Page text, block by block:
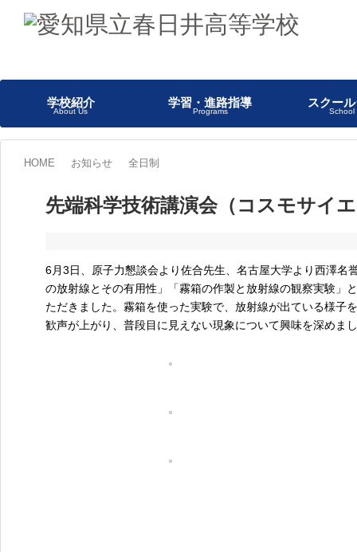
学校紹介
About Us
学習・進路指導
Programs
スクー
School
HOME お知らせ 全日制
先端科学技術講演会（コスモサイ
6月3日、原子力懇談会より佐合先生、名古屋大学より西澤名
の放射線とその有用性」「霧箱の作製と放射線の観察実験」
ただきました。霧箱を使った実験で、放射線が出ている様子
歓声が上がり、普段目に見えない現象について興味を深めま